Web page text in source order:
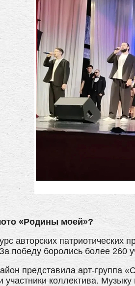
«Родины моей»?
авторских
победу боролись более 260
представила арт-группа
участники коллектива.